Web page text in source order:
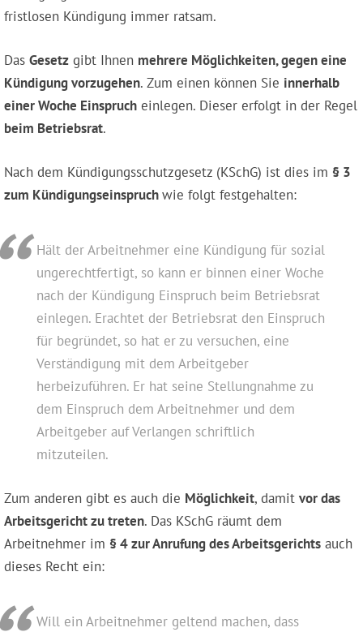
fristlosen Kündigung immer ratsam.
Das Gesetz gibt Ihnen mehrere Möglichkeiten, gegen eine
Kündigung vorzugehen. Zum einen können Sie innerhalb
einer Woche Einspruch einlegen. Dieser erfolgt in der Regel
beim Betriebsrat.
Nach dem Kündigungsschutzgesetz (KSchG) ist dies im § 3
zum Kündigungseinspruchwie folgt festgehalten:
Hält der Arbeitnehmer eine Kündigung für sozial
ungerechtfertigt, so kann er binnen einer Woche
nach der Kündigung Einspruch beim Betriebsrat
einlegen. Erachtet der Betriebsrat den Einspruch
für begründet, so hat er zu versuchen, eine
Verständigung mit dem Arbeitgeber
herbeizuführen. Er hat seine Stellungnahme zu
dem Einspruch dem Arbeitnehmer und dem
Arbeitgeber auf Verlangen schriftlich
mitzuteilen.
Zum anderen gibt es auch die Möglichkeit, damit vor das
Arbeitsgericht zu treten. Das KSchG räumt dem
Arbeitnehmer im § 4 zur Anrufung des Arbeitsgerichts auch
dieses Recht ein:
Will ein Arbeitnehmer geltend machen, dass